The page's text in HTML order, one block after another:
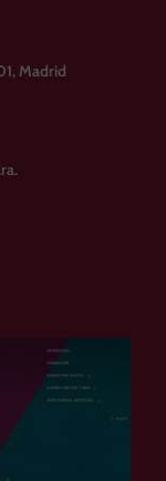
Madrid